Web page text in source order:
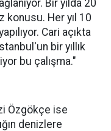
Bir yılda 20
konusu. Her yıl 10
Cari açıkta
bir yıllık
bu çalışma."
Özgökçe ise
denizlere